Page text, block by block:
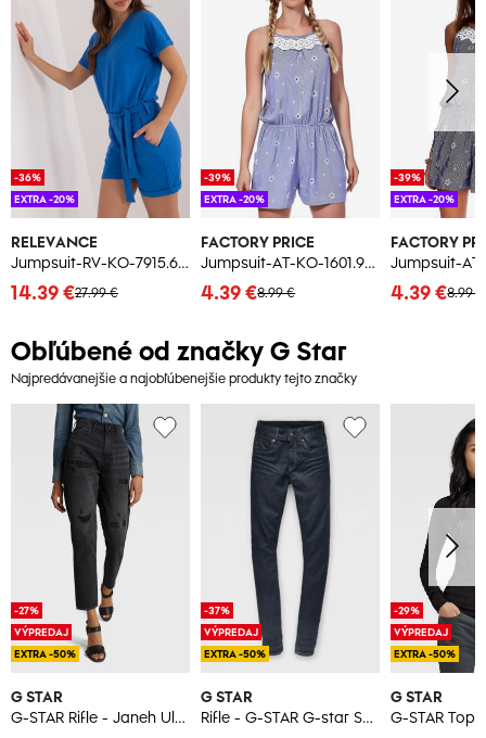
RELEVANCE
Jumpsuit-RV-KO-7915.66-dark blue
27.99 €
14.39 €
-36%
EXTRA -20%
FACTORY PRICE
Jumpsuit-AT-KO-1601.90-blue
8.99 €
4.39 €
-39%
EXTRA -20%
FACTORY
8.99 €
4.39 €
-39%
EXTRA -20%
Obľúbené od značky G Star
Najpredávanejšie a najobľúbenejšie produkty tejto značky
G STAR
G-STAR Rifle - Janeh Ultra High Mom Ankle čierne
-27%
VÝPREDAJ
EXTRA -50%
G STAR
Rifle - G-STAR G-star Shape High Super Skinny Wmn
-37%
VÝPREDAJ
EXTRA -50%
G STAR
-29%
VÝPREDAJ
EXTRA -50%